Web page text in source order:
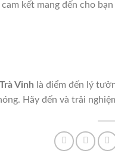
kết mang đến cho
Vinh là điểm đến lý
Hãy đến và trải